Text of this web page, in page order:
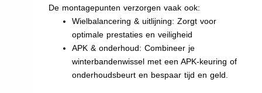
De montagepunten verzorgen vaak ook:
Wielbalancering & uitlijning: Zorgt voor
optimale prestaties en veiligheid
APK & onderhoud: Combineer je
winterbandenwissel met een APK-keuring of
onderhoudsbeurt en bespaar tijd en geld.